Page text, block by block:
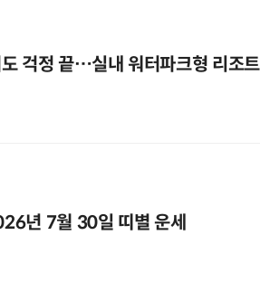
걱정 끝…실내 워터파크형 리조
년 7월 30일 띠별 운세